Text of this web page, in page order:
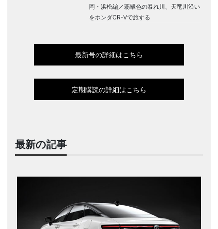
岡・浜松編／翡翠色の暴れ川、天竜川沿い
をホンダCR-Vで旅する
最新号の詳細はこちら
定期購読の詳細はこちら
最新の記事